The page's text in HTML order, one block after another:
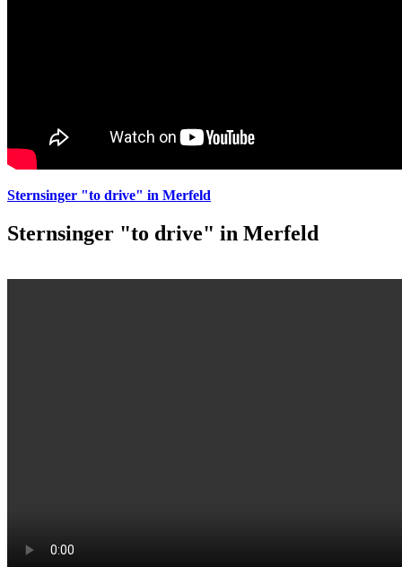
Sternsinger "to drive" in Merfeld
Sternsinger "to drive" in Merfeld